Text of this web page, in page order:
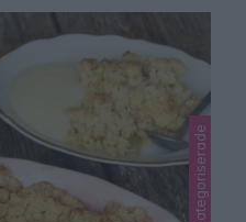
gott! Servera gärna med
här eller hemgjord